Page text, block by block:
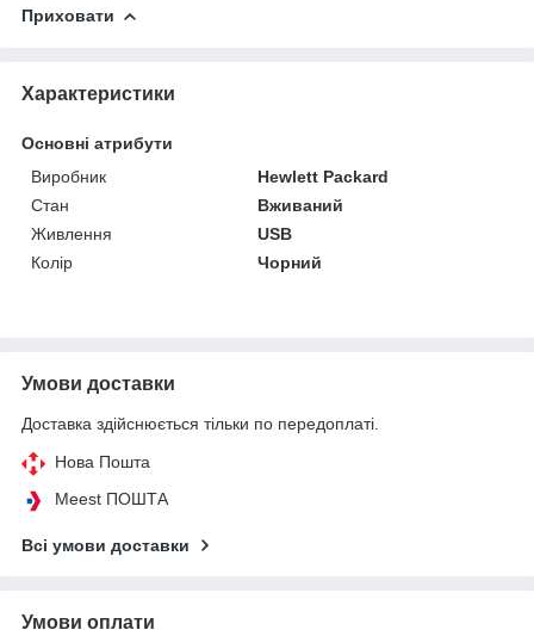
Приховати
Характеристики
Основні атрибути
Виробник
Hewlett Packard
Стан
Вживаний
Живлення
USB
Колір
Чорний
Умови доставки
Доставка здійснюється тільки по передоплаті.
Нова Пошта
Meest ПОШТА
Всі умови доставки
Умови оплати